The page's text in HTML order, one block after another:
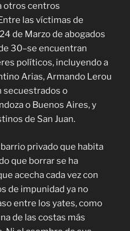
otros centros
las víctimas de
de Marzo de abogados
30–se encuentran
políticos, incluyendo a
Arias, Armando Lerou
secuestrados o
o Buenos Aires, y
de San Juan.
privado que habita
que borrar se ha
acecha cada vez con
de impunidad ya no
entre los yates, como
de las costas más